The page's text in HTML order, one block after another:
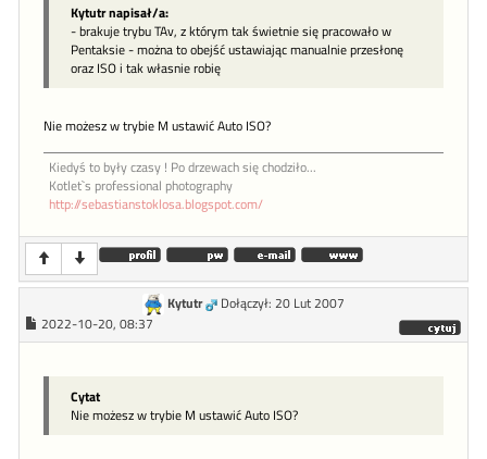
Kytutr napisał/a:
- brakuje trybu TAv, z którym tak świetnie się pracowało w
Pentaksie - można to obejść ustawiając manualnie przesłonę
oraz ISO i tak własnie robię
Nie możesz w trybie M ustawić Auto ISO?
Kiedyś to były czasy ! Po drzewach się chodziło...
Kotlet`s professional photography
http://sebastianstoklosa.blogspot.com/
Kytutr
Dołączył: 20 Lut 2007
2022-10-20, 08:37
Cytat
Nie możesz w trybie M ustawić Auto ISO?